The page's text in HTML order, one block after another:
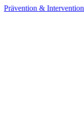
Prävention & Intervention